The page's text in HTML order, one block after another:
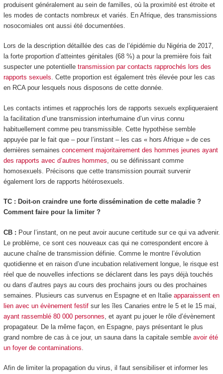
produisent généralement au sein de familles, où la proximité est étroite et
les modes de contacts nombreux et variés. En Afrique, des transmissions
nosocomiales ont aussi été documentées.
Lors de la description détaillée des cas de l’épidémie du Nigéria de 2017,
la forte proportion d’atteintes génitales (68 %) a pour la première fois fait
suspecter une potentielle transmission par contacts rapprochés lors des
rapports sexuels. Cette proportion est également très élevée pour les cas
en RCA pour lesquels nous disposons de cette donnée.
Les contacts intimes et rapprochés lors de rapports sexuels expliqueraient
la facilitation d’une transmission interhumaine d’un virus connu
habituellement comme peu transmissible. Cette hypothèse semble
appuyée par le fait que – pour l’instant – les cas « hors Afrique » de ces
dernières semaines concernent majoritairement des hommes jeunes ayant
des rapports avec d’autres hommes , ou se définissant comme
homosexuels. Précisons que cette transmission pourrait survenir
également lors de rapports hétérosexuels.
TC : Doit-on craindre une forte dissémination de cette maladie ?
Comment faire pour la limiter ?
CB : Pour l’instant, on ne peut avoir aucune certitude sur ce qui va advenir.
Le problème, ce sont ces nouveaux cas qui ne correspondent encore à
aucune chaîne de transmission définie. Comme le montre l’évolution
quotidienne et en raison d’une incubation relativement longue, le risque est
réel que de nouvelles infections se déclarent dans les pays déjà touchés
ou dans d’autres pays au cours des prochains jours ou des prochaines
semaines. Plusieurs cas survenus en Espagne et en Italie apparaissent en
lien avec un évènement festifsur les îles Canaries entre le 5 et le 15 mai,
ayant rassemblé 80 000 personnes , et ayant pu jouer le rôle d’évènement
propagateur. De la même façon, en Espagne, pays présentant le plus
grand nombre de cas à ce jour, un sauna dans la capitale semble avoir été
un foyer de contaminations
Afin de limiter la propagation du virus, il faut sensibiliser et informer les